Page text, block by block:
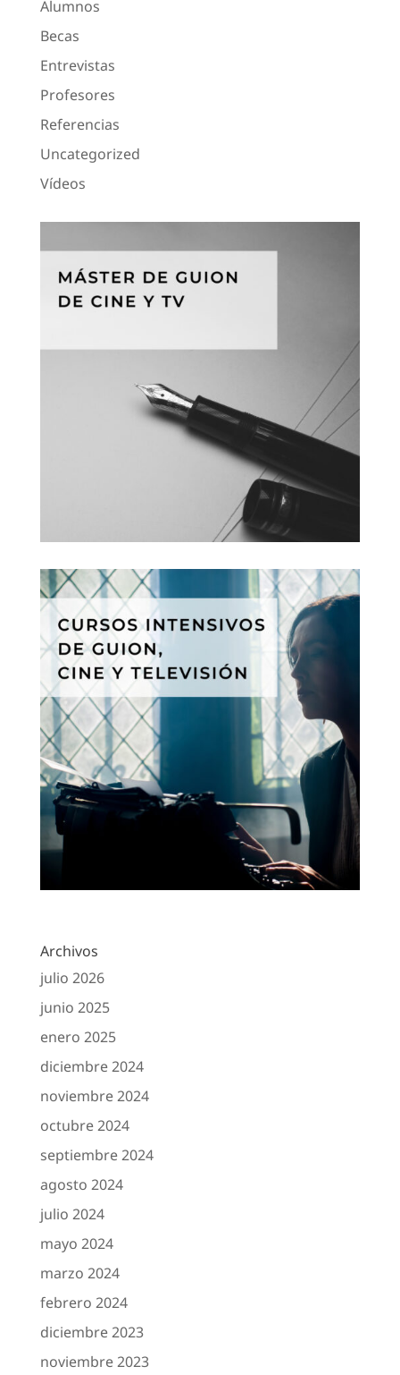
Alumnos
Becas
Entrevistas
Profesores
Referencias
Uncategorized
Vídeos
Archivos
julio 2026
junio 2025
enero 2025
diciembre 2024
noviembre 2024
octubre 2024
septiembre 2024
agosto 2024
julio 2024
mayo 2024
marzo 2024
febrero 2024
diciembre 2023
noviembre 2023